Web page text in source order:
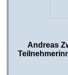
Andreas